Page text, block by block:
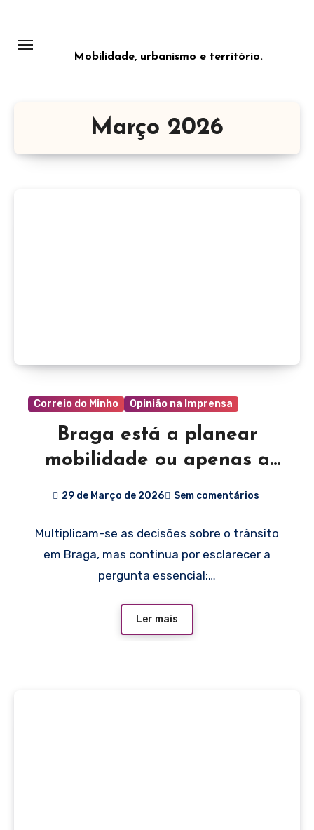
Mobilidade, urbanismo e território.
Março 2026
Correio do Minho Opinião na Imprensa
Braga está a planear
mobilidade ou apenas a
29 de Março de 2026 Sem comentários
Multiplicam-se as decisões sobre o trânsito
em Braga, mas continua por esclarecer a
pergunta essencial:…
Ler mais